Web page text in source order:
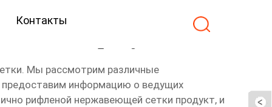
Контакты
Мы рассмотрим различные
предоставим информацию о ведущих
рифленой нержавеющей сетки продукт, и